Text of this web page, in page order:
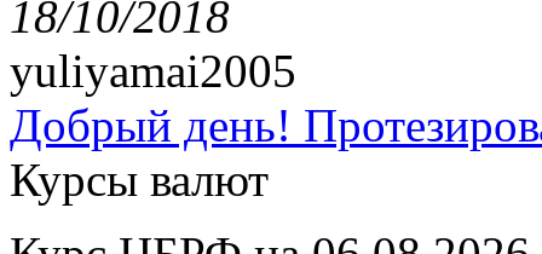
18/10/2018
yuliyamai2005
Добрый день!
Курсы валют